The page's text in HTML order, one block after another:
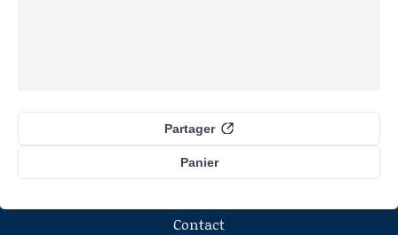
Panier
Partager
Contact